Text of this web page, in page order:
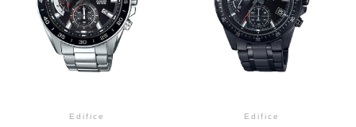
Edifice Edifice